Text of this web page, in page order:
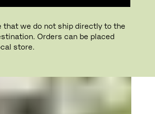
that we do not ship directly to the
Orders can be placed
store.